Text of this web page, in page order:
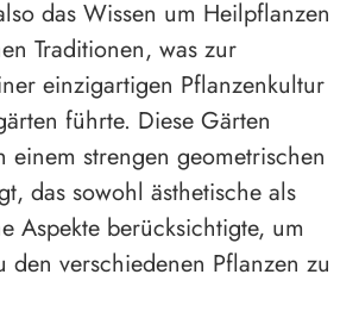
das Wissen um Heilpflanzen
Traditionen, was zur
einzigartigen Pflanzenkultur
führte. Diese Gärten
einem strengen geometrischen
das sowohl ästhetische als
Aspekte berücksichtigte, um
den verschiedenen Pflanzen zu